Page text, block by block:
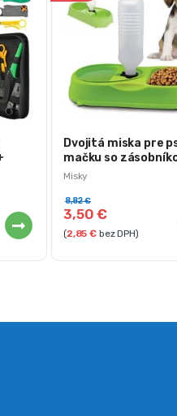
Misky
Dvojitá miska pre
mačku so
vody
3,50€
8,82€
(2,85€ bez DPH)